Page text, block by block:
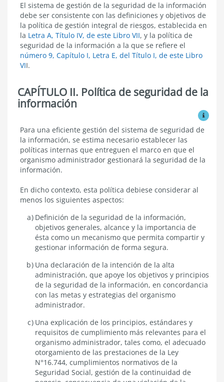
El sistema de gestión de la seguridad de la información
debe ser consistente con las definiciones y objetivos de
la política de gestión integral de riesgos, establecida en
la Letra A, Título IV, de este Libro VII, y la política de
seguridad de la información a la que se refiere el
número 9, Capítulo I, Letra E, del Título I, de este Libro
VII.
CAPÍTULO II. Política de seguridad de la
información
Ver
Política
de
seguridad
de
la
información
Para una eficiente gestión del sistema de seguridad de
la información, se estima necesario establecer las
políticas internas que entreguen el marco en que el
organismo administrador gestionará la seguridad de la
información.
En dicho contexto, esta política debiese considerar al
menos los siguientes aspectos:
Definición de la seguridad de la información,
objetivos generales, alcance y la importancia de
ésta como un mecanismo que permita compartir y
gestionar información de forma segura.
Una declaración de la intención de la alta
administración, que apoye los objetivos y principios
de la seguridad de la información, en concordancia
con las metas y estrategias del organismo
administrador.
Una explicación de los principios, estándares y
requisitos de cumplimiento más relevantes para el
organismo administrador, tales como, el adecuado
otorgamiento de las prestaciones de la Ley
N°16.744, cumplimientos normativos de la
Seguridad Social, gestión de la continuidad de